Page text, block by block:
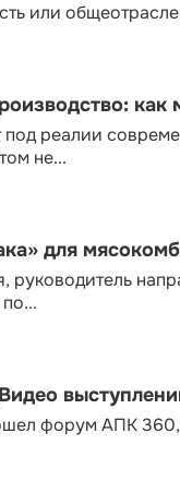
или
как
под реалии
не...
для
форум АПК